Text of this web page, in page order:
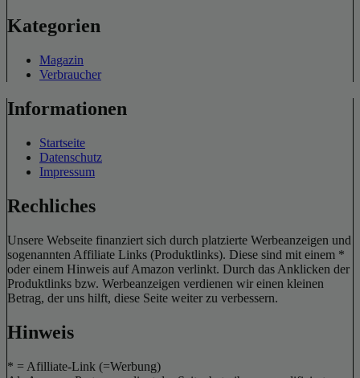
Kategorien
Magazin
Verbraucher
Informationen
Startseite
Datenschutz
Impressum
Rechliches
Unsere Webseite finanziert sich durch platzierte Werbeanzeigen und
sogenannten Affiliate Links (Produktlinks). Diese sind mit einem *
oder einem Hinweis auf Amazon verlinkt. Durch das Anklicken der
Produktlinks bzw. Werbeanzeigen verdienen wir einen kleinen
Betrag, der uns hilft, diese Seite weiter zu verbessern.
Hinweis
* = Afilliate-Link (=Werbung)